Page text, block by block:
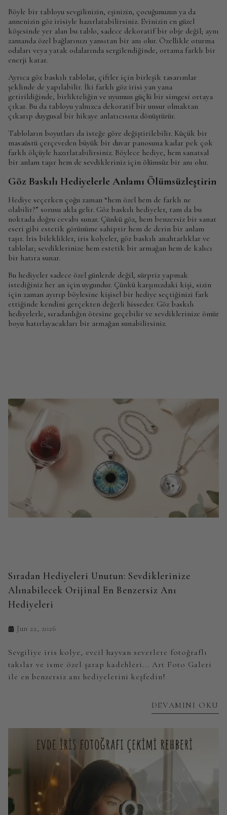
Böyle bir tabloyu sevgilinizin, eşinizin, çocuğunuzun ya da
annenizin göz irisiyle hazırlatabilirsiniz. Evinizin en güzel
köşesinde yer alan bu tablo, sadece dekoratif bir obje değil; aynı
zamanda özel bağlarınızı yansıtan bir anı olur. Özellikle oturma
odaları veya yatak odalarında sergilendiğinde, ortama farklı bir
enerji katar.
Ayrıca göz baskılı tablolar, çiftler için birleşik tasarımlar
şeklinde de yapılabilir. İki farklı göz irisi yan yana
getirildiğinde, birlikteliğin ve uyumun güçlü bir simgesi ortaya
çıkar. Bu da tabloyu yalnızca dekoratif bir unsur olmaktan
çıkarıp duygusal bir hikaye anlatıcısına dönüştürür.
Tabloların boyutları da isteğe göre değiştirilebilir. Küçük bir
masaüstü çerçeveden büyük bir duvar panosuna kadar pek çok
farklı ölçüyle hazırlatabilirsiniz. Böylece hediye, hem sanatsal
bir anlam taşır hem de sevdikleriniz için ölümsüz bir anı olur.
Göz Baskılı Hediyelerle Anlamı Ölümsüzleştirin
Hediye seçerken çoğu zaman “hem özel hem de farklı ne
olabilir?” sorusu akla gelir. Göz baskılı hediyeler, tam da bu
noktada doğru cevabı sunar. Çünkü göz, hem benzersiz bir sanat
eseri gibi estetik görünüme sahiptir hem de derin bir anlam
taşır. İris bileklikler, iris kolyeler, göz baskılı anahtarlıklar ve
tablolar; sevdiklerinize hem estetik bir armağan hem de kalıcı
bir hatıra sunar.
Bu hediyeler sadece özel günlerde değil, sürpriz yapmak
istediğiniz her an için uygundur. Çünkü karşınızdaki kişi, sizin
için zaman ayırıp böylesine kişisel bir hediye seçtiğinizi fark
ettiğinde kendini gerçekten değerli hisseder. Göz baskılı
hediyelerle, sıradanlığın ötesine geçebilir ve sevdiklerinize ömür
boyu hatırlayacakları bir armağan sunabilirsiniz.
Sıradan Hediyeleri Unutun: Sevdiklerinize
Alınabilecek Orijinal En Benzersiz Anı
Hediyeleri
Jun 22, 2026
Sevgiliye iris kolye, evcil hayvan severlere fotoğraflı
takılar ve isme özel şarap kadehleri... Art Foto Galeri
ile en benzersiz anı hediyelerini keşfedin!
DEVAMINI OKU